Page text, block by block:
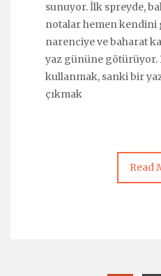
sunuyor. İlk spreyde,
notalar hemen kendini
narenciye ve baharat
yaz gününe götürüyor.
kullanmak, sanki bir
çıkmak
Read